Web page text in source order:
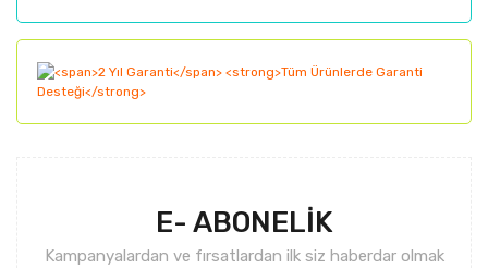
E- ABONELİK
Kampanyalardan ve fırsatlardan ilk siz haberdar olmak